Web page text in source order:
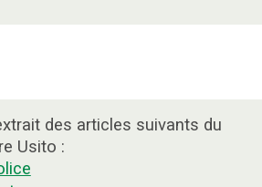
des articles suivants du
Usito :